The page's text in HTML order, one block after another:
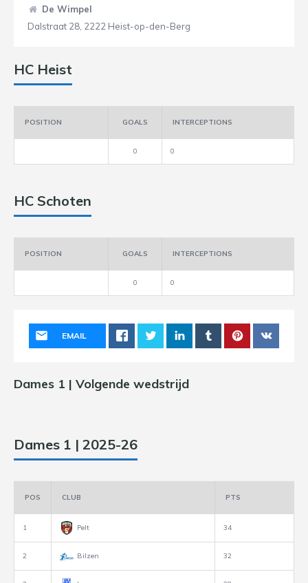
De Wimpel
Dalstraat 28, 2222 Heist-op-den-Berg
HC Heist
POSITION GOALS INTERCEPTIONS
0 0
HC Schoten
POSITION GOALS INTERCEPTIONS
0 0
EMAIL
Dames 1 | Volgende wedstrijd
Dames 1 | 2025-26
POS CLUB PTS
1 Pelt 34
2 Bilzen 32